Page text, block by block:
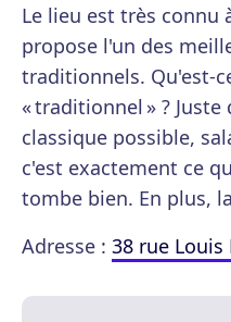
Le lieu est très connu
propose l'un des
traditionnels. Qu'est-
« traditionnel » ?
classique possible,
c'est exactement ce
tombe bien. En plus,
Adresse : 38 rue Louis